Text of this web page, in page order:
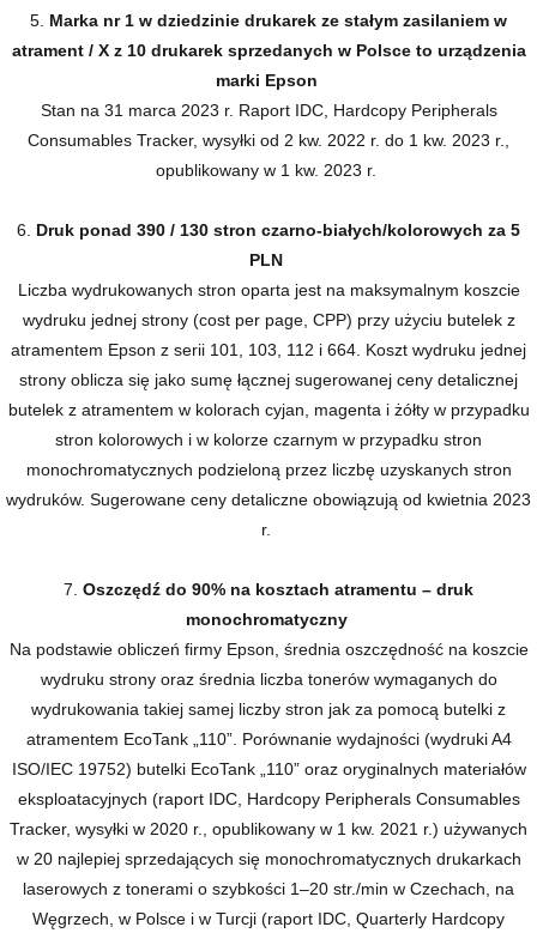
5. Marka nr 1 w dziedzinie drukarek ze stałym zasilaniem w
atrament / X z 10 drukarek sprzedanych w Polsce to urządzenia
marki Epson
Stan na 31 marca 2023 r. Raport IDC, Hardcopy Peripherals
Consumables Tracker, wysyłki od 2 kw. 2022 r. do 1 kw. 2023 r.,
opublikowany w 1 kw. 2023 r.
6. Druk ponad 390 / 130 stron czarno-białych/kolorowych za 5
PLN
Liczba wydrukowanych stron oparta jest na maksymalnym koszcie
wydruku jednej strony (cost per page, CPP) przy użyciu butelek z
atramentem Epson z serii 101, 103, 112 i 664. Koszt wydruku jednej
strony oblicza się jako sumę łącznej sugerowanej ceny detalicznej
butelek z atramentem w kolorach cyjan, magenta i żółty w przypadku
stron kolorowych i w kolorze czarnym w przypadku stron
monochromatycznych podzieloną przez liczbę uzyskanych stron
wydruków. Sugerowane ceny detaliczne obowiązują od kwietnia 2023
r.
7. Oszczędź do 90% na kosztach atramentu – druk
monochromatyczny
Na podstawie obliczeń firmy Epson, średnia oszczędność na koszcie
wydruku strony oraz średnia liczba tonerów wymaganych do
wydrukowania takiej samej liczby stron jak za pomocą butelki z
atramentem EcoTank „110”. Porównanie wydajności (wydruki A4
ISO/IEC 19752) butelki EcoTank „110” oraz oryginalnych materiałów
eksploatacyjnych (raport IDC, Hardcopy Peripherals Consumables
Tracker, wysyłki w 2020 r., opublikowany w 1 kw. 2021 r.) używanych
w 20 najlepiej sprzedających się monochromatycznych drukarkach
laserowych z tonerami o szybkości 1–20 str./min w Czechach, na
Węgrzech, w Polsce i w Turcji (raport IDC, Quarterly Hardcopy